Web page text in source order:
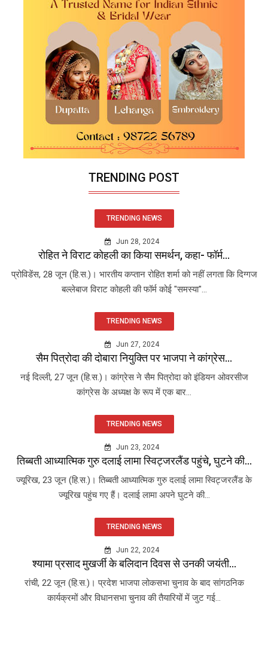
TRENDING POST
TRENDING NEWS
Jun 28, 2024
रोहित ने विराट कोहली का किया समर्थन, कहा- फॉर्म...
प्रोविडेंस, 28 जून (हि.स.)। भारतीय कप्तान रोहित शर्मा को नहीं लगता कि दिग्गज
बल्लेबाज विराट कोहली की फॉर्म कोई "समस्या"...
TRENDING NEWS
Jun 27, 2024
सैम पित्रोदा की दोबारा नियुक्ति पर भाजपा ने कांग्रेस...
नई दिल्ली, 27 जून (हि.स.)। कांग्रेस ने सैम पित्रोदा को इंडियन ओवरसीज
कांग्रेस के अध्यक्ष के रूप में एक बार...
TRENDING NEWS
Jun 23, 2024
तिब्बती आध्यात्मिक गुरु दलाई लामा स्विट्जरलैंड पहुंचे, घुटने की...
ज्यूरिख, 23 जून (हि.स.)। तिब्बती आध्यात्मिक गुरु दलाई लामा स्विट्जरलैंड के
ज्यूरिख पहुंच गए हैं। दलाई लामा अपने घुटने की...
TRENDING NEWS
Jun 22, 2024
श्यामा प्रसाद मुखर्जी के बलिदान दिवस से उनकी जयंती...
रांची, 22 जून (हि.स.)। प्रदेश भाजपा लोकसभा चुनाव के बाद सांगठनिक
कार्यक्रमों और विधानसभा चुनाव की तैयारियों में जुट गई...